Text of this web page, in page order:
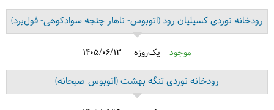
رودخانه نوردی کسیلیان رود(اتوبوس- ناهار چنجه سوادکوهی- فول‌برد)
موجود یک‌روزه 1405/06/13
رودخانه نوردی تنگه بهشت(اتوبوس-صبحانه)